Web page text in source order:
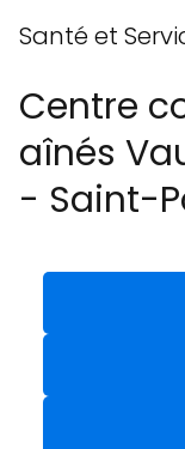
Santé et
Centre
aînés
- Saint-